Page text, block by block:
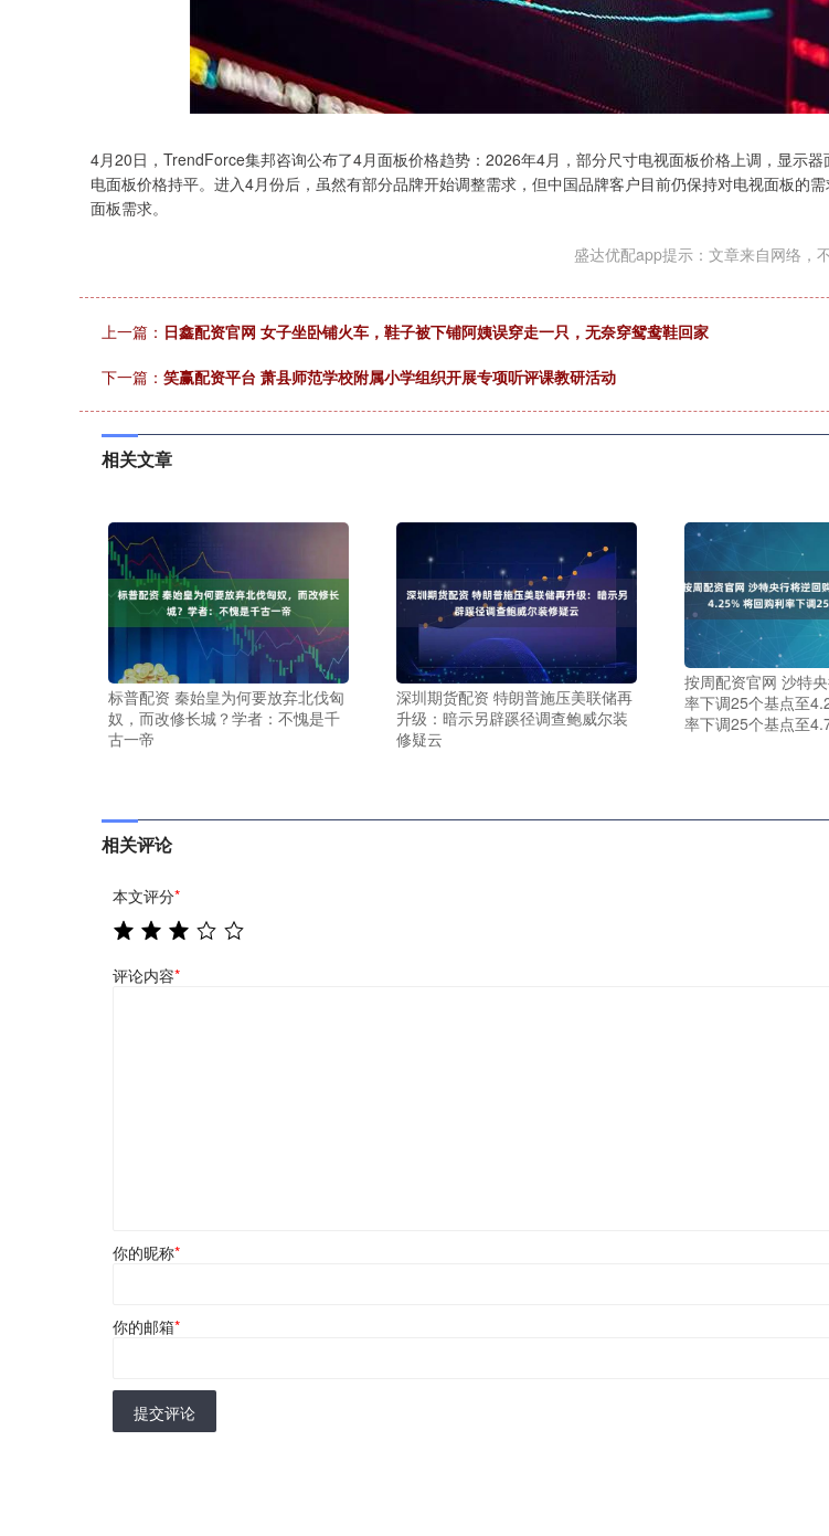
4月20日，TrendForce集邦咨询公布了4月面板价格趋势：2026年4月，部分尺寸电视面板价格上调，显示
电面板价格持平。进入4月份后，虽然有部分品牌开始调整需求，但中国品牌客户目前仍保持对电视面板的
面板需求。
盛达优配app提示：文章来自网络，
上一篇： 日鑫配资官网 女子坐卧铺火车，鞋子被下铺阿姨误穿走一只，无奈穿鸳鸯鞋回家
下一篇： 笑赢配资平台 萧县师范学校附属小学组织开展专项听评课教研活动
相关文章
标普配资 秦始皇为何要放弃北伐匈
奴，而改修长城？学者：不愧是千
古一帝
深圳期货配资 特朗普施压美联储再
升级：暗示另辟蹊径调查鲍威尔装
修疑云
按周配资官网 沙特
率下调25个基点至
率下调25个基点至
相关评论
本文评分*
评论内容*
你的昵称*
你的邮箱*
提交评论